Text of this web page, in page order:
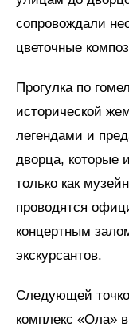
сопровождали
цветочные
Прогулка по
исторической
легендами и
дворца, которые
только как
проводятся
концертным
экскурсантов.
Следующей
комплекс «Ола»